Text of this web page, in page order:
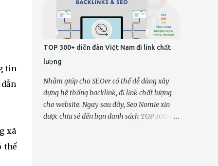
tin
xã
thể
website bán hàng (SEO CHECKLIST) trong
bài viết này nhé. SEO CHECKLIST: 6 tiêu chí
tối ưu hóa SEO website. Hướng dẫn SEO
website bán hàng Nội dung bài viết Về mặt
kỹ thuật, SEO CHECKLIST này sẽ phù hợp
với các quản trị viên website, những người
sáng tạo nội dung web (content writer) và
chuyên viên SEO. Những tiêu chí dưới đây có
thể áp dụng cho mọi loại website, từ thương
mại điện tử, kinh doanh trong thời đại số,
TOP 300+ diễn đàn Việt Nam đi link chất
lượng
Nhằm giúp cho SEOer có thể dễ dàng xây
dựng hệ thống backlink, đi link chất lượng
cho website. Ngay sau đây, Seo Nomie xin
được chia sẻ đến bạn danh sách TOP 300+